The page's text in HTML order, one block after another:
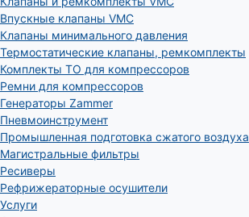
Впускные клапаны VMC
Клапаны минимального давления
Термостатические клапаны, ремкомплекты
Комплекты ТО для компрессоров
Ремни для компрессоров
Генераторы Zammer
Пневмоинструмент
Промышленная подготовка сжатого воздуха
Магистральные фильтры
Ресиверы
Рефрижераторные осушители
Услуги